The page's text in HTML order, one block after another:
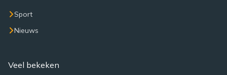
Sport
Nieuws
Veel bekeken